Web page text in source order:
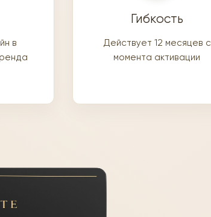
в
Гибкость
Действует 12 месяцев с
момента активации